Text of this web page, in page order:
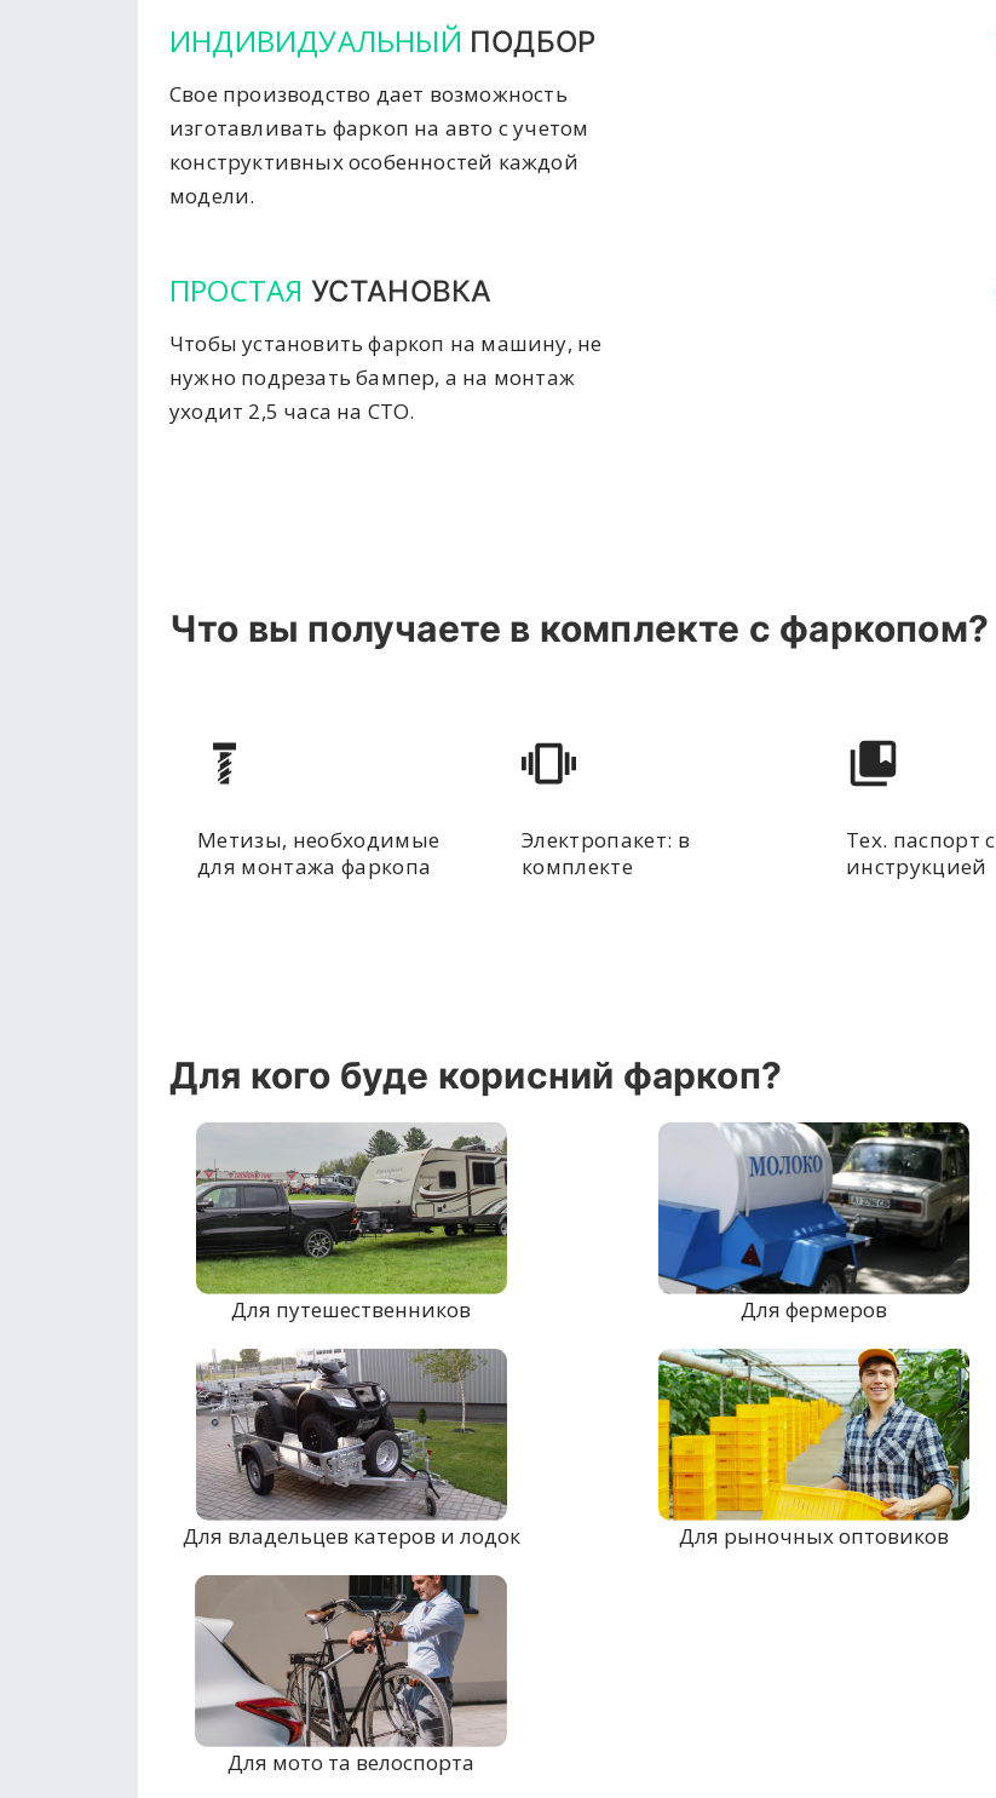
ИНДИВИДУАЛЬНЫЙ ПОДБОР
Свое производство дает возможность
изготавливать фаркоп на авто с учетом
конструктивных особенностей каждой
модели.
ПРОСТАЯ УСТАНОВКА
Чтобы установить фаркоп на машину, не
нужно подрезать бампер, а на монтаж
уходит 2,5 часа на СТО.
Что вы получаете в комплекте с фаркопом?
Метизы, необходимые
для монтажа фаркопа
Электропакет: в
комплекте
Тех. паспорт с
инструкцией
Для кого буде корисний фаркоп?
Для путешественников Для фермеров
Для владельцев катеров и лодок Для рыночных оптовиков
Для мото та велоспорта